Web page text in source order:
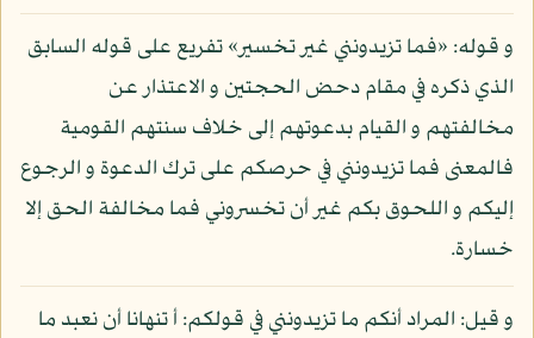
و قوله: «فما تزيدونني غير تخسير» تفريع على قوله السابق
الذي ذكره في مقام دحض الحجتين و الاعتذار عن
مخالفتهم و القيام بدعوتهم إلى خلاف سنتهم القومية
فالمعنى فما تزيدونني في حرصكم على ترك الدعوة و الرجوع
إليكم و اللحوق بكم غير أن تخسروني فما مخالفة الحق إلا
خسارة.
و قيل: المراد أنكم ما تزيدونني في قولكم: أ تنهانا أن نعبد ما